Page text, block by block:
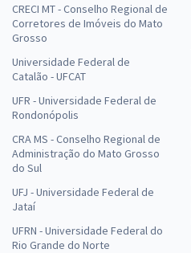
CRECI MT - Conselho Regional de
Corretores de Imóveis do Mato
Grosso
Universidade Federal de
Catalão - UFCAT
UFR - Universidade Federal de
Rondonópolis
CRA MS - Conselho Regional de
Administração do Mato Grosso
do Sul
UFJ - Universidade Federal de
Jataí
UFRN - Universidade Federal do
Rio Grande do Norte